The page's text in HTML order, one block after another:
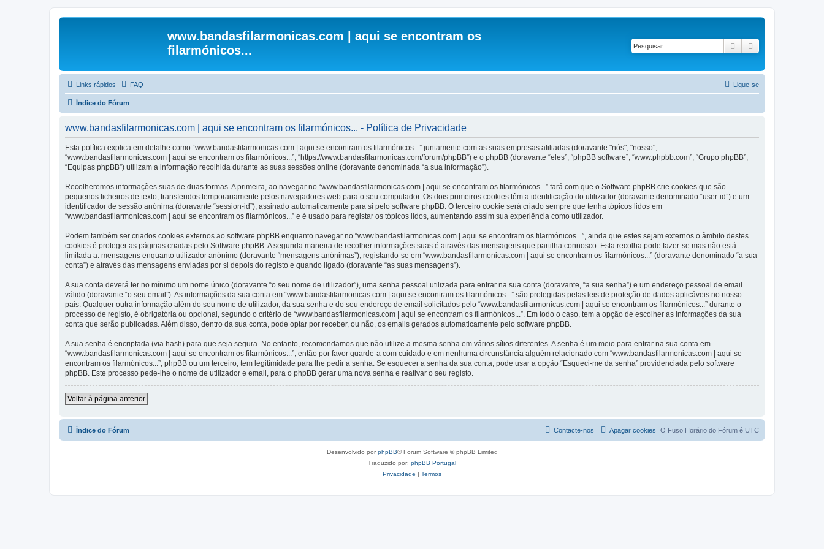
www.bandasfilarmonicas.com | aqui se encontram os
filarmónicos...
Pesquisar
Links rápidos FAQ Ligue-se
Índice do Fórum
www.bandasfilarmonicas.com | aqui se encontram os filarmónicos... - Política de Privacidade
Esta política explica em detalhe como “www.bandasfilarmonicas.com | aqui se encontram os filarmónicos...” juntamente com as suas empresas afiliadas (doravante "nós", "nosso",
“www.bandasfilarmonicas.com | aqui se encontram os filarmónicos...”, “https://www.bandasfilarmonicas.com/forum/phpBB”) e o phpBB (doravante “eles”, “phpBB software”, “www.phpbb.com”, “Grupo phpBB”,
“Equipas phpBB”) utilizam a informação recolhida durante as suas sessões online (doravante denominada “a sua informação”).
Recolheremos informações suas de duas formas. A primeira, ao navegar no “www.bandasfilarmonicas.com | aqui se encontram os filarmónicos...” fará com que o Software phpBB crie cookies que são
pequenos ficheiros de texto, transferidos temporariamente pelos navegadores web para o seu computador. Os dois primeiros cookies têm a identificação do utilizador (doravante denominado “user-id”) e um
identificador de sessão anónima (doravante “session-id”), assinado automaticamente para si pelo software phpBB. O terceiro cookie será criado sempre que tenha tópicos lidos em
“www.bandasfilarmonicas.com | aqui se encontram os filarmónicos...” e é usado para registar os tópicos lidos, aumentando assim sua experiência como utilizador.
Podem também ser criados cookies externos ao software phpBB enquanto navegar no “www.bandasfilarmonicas.com | aqui se encontram os filarmónicos...”, ainda que estes sejam externos o âmbito destes
cookies é proteger as páginas criadas pelo Software phpBB. A segunda maneira de recolher informações suas é através das mensagens que partilha connosco. Esta recolha pode fazer-se mas não está
limitada a: mensagens enquanto utilizador anónimo (doravante “mensagens anónimas”), registando-se em “www.bandasfilarmonicas.com | aqui se encontram os filarmónicos...” (doravante denominado “a sua
conta”) e através das mensagens enviadas por si depois do registo e quando ligado (doravante “as suas mensagens”).
A sua conta deverá ter no mínimo um nome único (doravante “o seu nome de utilizador”), uma senha pessoal utilizada para entrar na sua conta (doravante, “a sua senha”) e um endereço pessoal de email
válido (doravante “o seu email”). As informações da sua conta em “www.bandasfilarmonicas.com | aqui se encontram os filarmónicos...” são protegidas pelas leis de proteção de dados aplicáveis no nosso
país. Qualquer outra informação além do seu nome de utilizador, da sua senha e do seu endereço de email solicitados pelo “www.bandasfilarmonicas.com | aqui se encontram os filarmónicos...” durante o
processo de registo, é obrigatória ou opcional, segundo o critério de “www.bandasfilarmonicas.com | aqui se encontram os filarmónicos...”. Em todo o caso, tem a opção de escolher as informações da sua
conta que serão publicadas. Além disso, dentro da sua conta, pode optar por receber, ou não, os emails gerados automaticamente pelo software phpBB.
A sua senha é encriptada (via hash) para que seja segura. No entanto, recomendamos que não utilize a mesma senha em vários sítios diferentes. A senha é um meio para entrar na sua conta em
“www.bandasfilarmonicas.com | aqui se encontram os filarmónicos...”, então por favor guarde-a com cuidado e em nenhuma circunstância alguém relacionado com “www.bandasfilarmonicas.com | aqui se
encontram os filarmónicos...”, phpBB ou um terceiro, tem legitimidade para lhe pedir a senha. Se esquecer a senha da sua conta, pode usar a opção “Esqueci-me da senha” providenciada pelo software
phpBB. Este processo pede-lhe o nome de utilizador e email, para o phpBB gerar uma nova senha e reativar o seu registo.
Voltar à página anterior
Índice do Fórum O Fuso Horário do Fórum é UTC
Apagar cookies
Contacte-nos
Desenvolvido porphpBB® Forum Software © phpBB Limited
Traduzido por: phpBB Portugal
Privacidade | Termos